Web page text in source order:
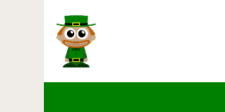
16 удивительных